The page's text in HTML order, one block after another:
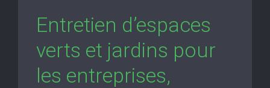
Entretien d’espaces
verts et jardins pour
les entreprises,